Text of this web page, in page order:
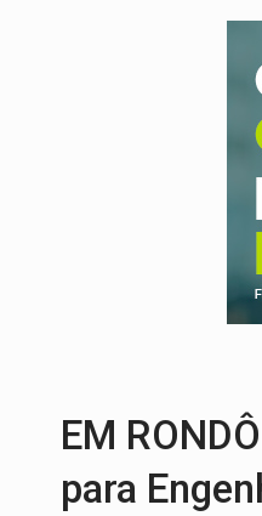
LAZER:
EM
para